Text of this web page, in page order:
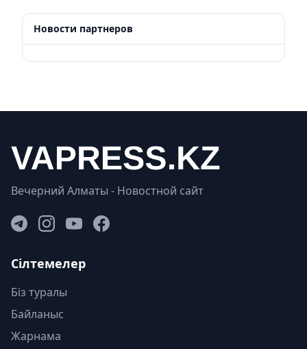
Новости партнеров
Вечерний Алматы - Новостной сайт
Сілтемелер
Біз туралы
Байланыс
Жарнама